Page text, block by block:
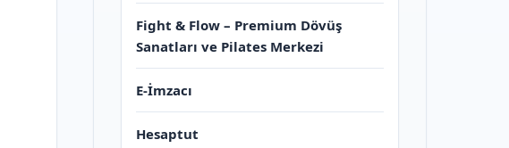
Fight & Flow – Premium Dövüş
Sanatları ve Pilates Merkezi
E-İmzacı
Hesaptut